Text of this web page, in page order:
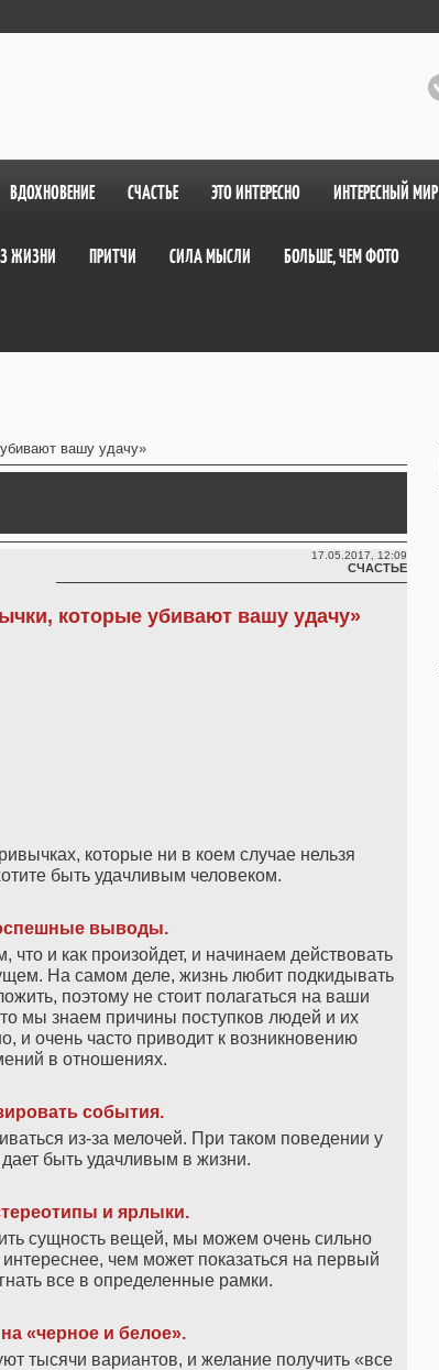
ВДОХНОВЕНИЕ СЧАСТЬЕ ЭТО ИНТЕРЕСНО ИНТЕРЕСНЫЙ МИР
ЖИЗНИ ПРИТЧИ СИЛА МЫСЛИ БОЛЬШЕ, ЧЕМ ФОТО
вашу удачу»
17.05.2017, 12:09
СЧАСТЬЕ
которые убивают вашу удачу»
которые ни в коем случае нельзя
быть удачливым человеком.
выводы.
и как произойдет, и начинаем действовать
На самом деле, жизнь любит подкидывать
поэтому не стоит полагаться на ваши
мы знаем причины поступков людей и их
и очень часто приводит к возникновению
в отношениях.
события.
из-за мелочей. При таком поведении у
дает быть удачливым в жизни.
и ярлыки.
сущность вещей, мы можем очень сильно
чем может показаться на первый
все в определенные рамки.
«черное и белое».
тысячи вариантов, и желание получить «все